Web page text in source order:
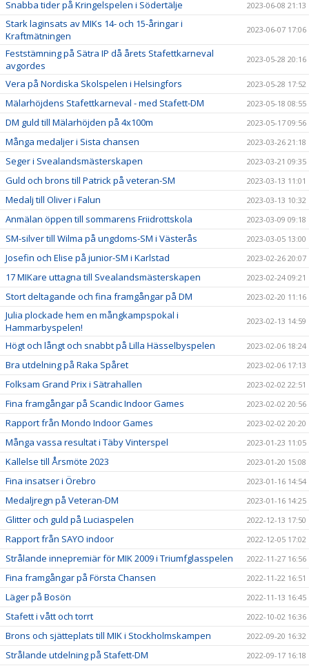
Snabba tider på Kringelspelen i Södertälje 2023-06-08 21:13
Stark laginsats av MIKs 14- och 15-åringar i
Kraftmätningen
2023-06-07 17:06
Feststämning på Sätra IP då årets Stafettkarneval
avgordes
2023-05-28 20:16
Vera på Nordiska Skolspelen i Helsingfors 2023-05-28 17:52
Mälarhöjdens Stafettkarneval - med Stafett-DM 2023-05-18 08:55
DM guld till Mälarhöjden på 4x100m 2023-05-17 09:56
Många medaljer i Sista chansen 2023-03-26 21:18
Seger i Svealandsmästerskapen 2023-03-21 09:35
Guld och brons till Patrick på veteran-SM 2023-03-13 11:01
Medalj till Oliver i Falun 2023-03-13 10:32
Anmälan öppen till sommarens Friidrottskola 2023-03-09 09:18
SM-silver till Wilma på ungdoms-SM i Västerås 2023-03-05 13:00
Josefin och Elise på junior-SM i Karlstad 2023-02-26 20:07
17 MIKare uttagna till Svealandsmästerskapen 2023-02-24 09:21
Stort deltagande och fina framgångar på DM 2023-02-20 11:16
Julia plockade hem en mångkampspokal i
Hammarbyspelen!
2023-02-13 14:59
Högt och långt och snabbt på Lilla Hässelbyspelen 2023-02-06 18:24
Bra utdelning på Raka Spåret 2023-02-06 17:13
Folksam Grand Prix i Sätrahallen 2023-02-02 22:51
Fina framgångar på Scandic Indoor Games 2023-02-02 20:56
Rapport från Mondo Indoor Games 2023-02-02 20:20
Många vassa resultat i Täby Vinterspel 2023-01-23 11:05
Kallelse till Årsmöte 2023 2023-01-20 15:08
Fina insatser i Örebro 2023-01-16 14:54
Medaljregn på Veteran-DM 2023-01-16 14:25
Glitter och guld på Luciaspelen 2022-12-13 17:50
Rapport från SAYO indoor 2022-12-05 17:02
Strålande innepremiär för MIK 2009 i Triumfglasspelen 2022-11-27 16:56
Fina framgångar på Första Chansen 2022-11-22 16:51
Läger på Bosön 2022-11-13 16:45
Stafett i vått och torrt 2022-10-02 16:36
Brons och sjätteplats till MIK i Stockholmskampen 2022-09-20 16:32
Strålande utdelning på Stafett-DM 2022-09-17 16:18